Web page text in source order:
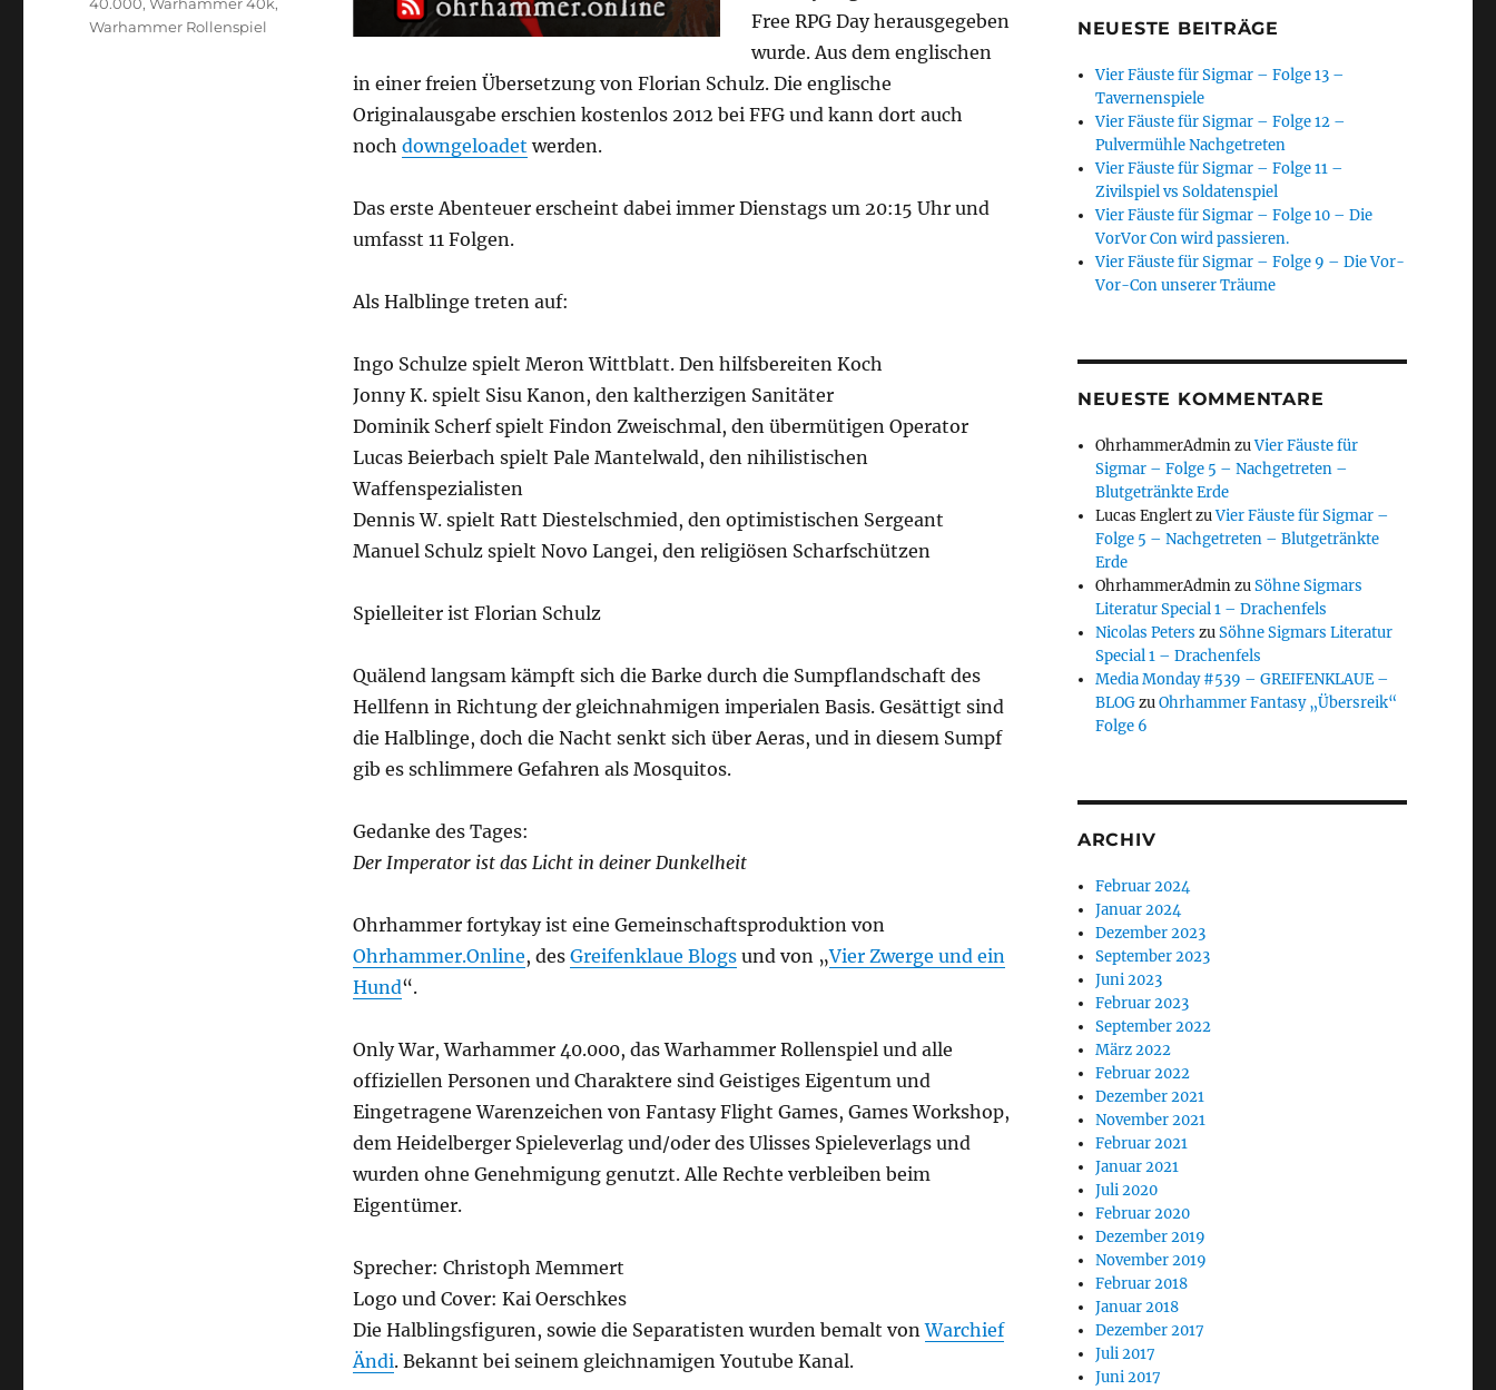
Free RPG Day herausgegeben
wurde.Aus dem englischen
in einer freien Übersetzung von Florian Schulz. Die englische
Originalausgabe erschien kostenlos 2012 bei FFG und kann dort auch
noch downgeloadet werden.
Das erste Abenteuer erscheint dabei immer Dienstags um 20:15 Uhr und
umfasst 11 Folgen.
Als Halblinge treten auf:
Ingo Schulze spielt Meron Wittblatt. Den hilfsbereiten Koch
Jonny K. spielt Sisu Kanon, den kaltherzigen Sanitäter
Dominik Scherf spielt Findon Zweischmal, den übermütigen Operator
Lucas Beierbach spielt Pale Mantelwald, den nihilistischen
Waffenspezialisten
Dennis W. spielt Ratt Diestelschmied, den optimistischen Sergeant
Manuel Schulz spielt Novo Langei, den religiösen Scharfschützen
Spielleiter ist Florian Schulz
Quälend langsam kämpft sich die Barke durch die Sumpflandschaft des
Hellfenn in Richtung der gleichnahmigen imperialen Basis. Gesättigt sind
die Halblinge, doch die Nacht senkt sich über Aeras, und in diesem Sumpf
gib es schlimmere Gefahren als Mosquitos.
Gedanke des Tages:
Der Imperator ist das Licht in deiner Dunkelheit
Ohrhammer fortykay ist eine Gemeinschaftsproduktion von
Ohrhammer.Online, des Greifenklaue Blogsund von „Vier Zwerge und ein
Hund“.
Only War, Warhammer 40.000, das Warhammer Rollenspiel und alle
offiziellen Personen und Charaktere sind Geistiges Eigentum und
Eingetragene Warenzeichen von Fantasy Flight Games, Games Workshop,
dem Heidelberger Spieleverlag und/oder des Ulisses Spieleverlags und
wurden ohne Genehmigung genutzt. Alle Rechte verbleiben beim
Eigentümer.
Sprecher: Christoph Memmert
Logo und Cover: Kai Oerschkes
Die Halblingsfiguren, sowie die Separatisten wurden bemalt vonWarchief
Ändi. Bekannt bei seinem gleichnamigen Youtube Kanal.
Warhammer Rollenspiel
NEUESTE BEITRÄGE
Vier Fäuste für Sigmar – Folge 13 –
Tavernenspiele
Vier Fäuste für Sigmar – Folge 12 –
Pulvermühle Nachgetreten
Vier Fäuste für Sigmar – Folge 11 –
Zivilspiel vs Soldatenspiel
Vier Fäuste für Sigmar – Folge 10 – Die
VorVor Con wird passieren.
Vier Fäuste für Sigmar – Folge 9 – Die Vor-
Vor-Con unserer Träume
NEUESTE KOMMENTARE
OhrhammerAdminzuVier Fäuste für
Sigmar – Folge 5 – Nachgetreten –
Blutgetränkte Erde
Lucas EnglertzuVier Fäuste für Sigmar –
Folge 5 – Nachgetreten – Blutgetränkte
Erde
OhrhammerAdminzuSöhne Sigmars
Literatur Special 1 – Drachenfels
Nicolas Peters zuSöhne Sigmars Literatur
Special 1 – Drachenfels
Media Monday #539 – GREIFENKLAUE –
BLOGzuOhrhammer Fantasy „Übersreik“
Folge 6
ARCHIV
Februar 2024
Januar 2024
Dezember 2023
September 2023
Juni 2023
Februar 2023
September 2022
März 2022
Februar 2022
Dezember 2021
November 2021
Februar 2021
Januar 2021
Juli 2020
Februar 2020
Dezember 2019
November 2019
Februar 2018
Januar 2018
Dezember 2017
Juli 2017
Juni 2017